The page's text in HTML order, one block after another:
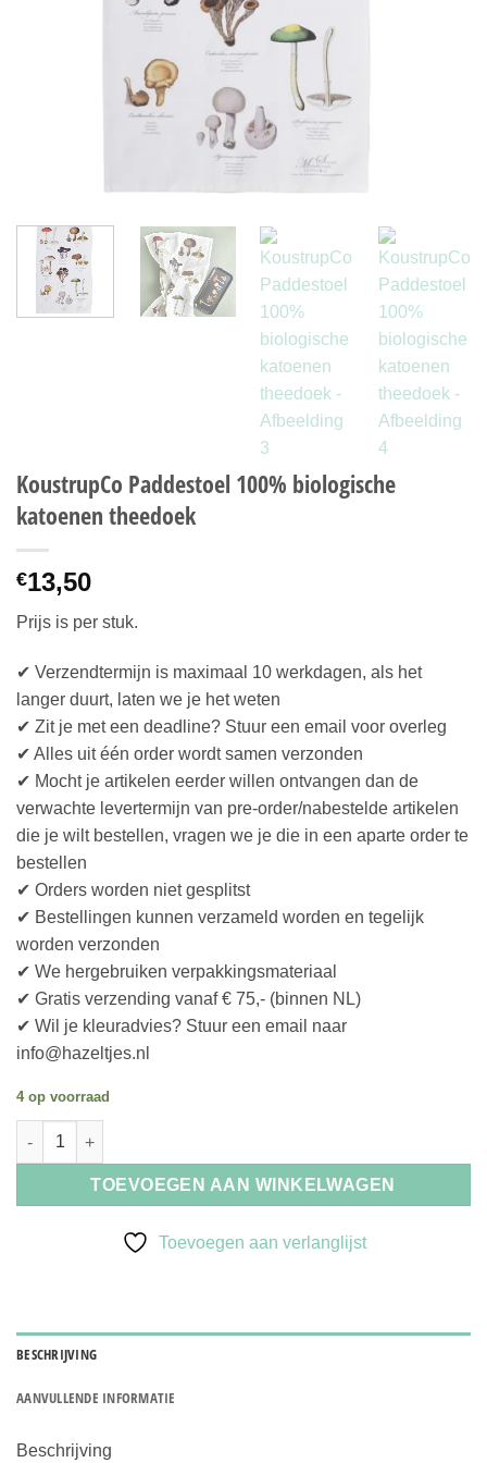
KoustrupCo Paddestoel 100% biologische
katoenen theedoek
€13,50
Prijs is per stuk.
✔ Verzendtermijn is maximaal 10 werkdagen, als het
langer duurt, laten we je het weten
✔ Zit je met een deadline? Stuur een email voor overleg
✔ Alles uit één order wordt samen verzonden
✔ Mocht je artikelen eerder willen ontvangen dan de
verwachte levertermijn van pre-order/nabestelde artikelen
die je wilt bestellen, vragen we je die in een aparte order te
bestellen
✔ Orders worden niet gesplitst
✔ Bestellingen kunnen verzameld worden en tegelijk
worden verzonden
✔ We hergebruiken verpakkingsmateriaal
✔ Gratis verzending vanaf € 75,- (binnen NL)
✔ Wil je kleuradvies? Stuur een email naar
info@hazeltjes.nl
4 op voorraad
KoustrupCo Paddestoel 100% biologische katoenen theedoek
TOEVOEGEN AAN WINKELWAGEN
Toevoegen aan verlanglijst
BESCHRIJVING
AANVULLENDE INFORMATIE
Beschrijving